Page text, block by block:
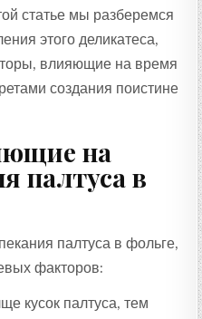
статье мы разберемся
этого деликатеса,
влияющие на время
создания поистине
на
палтуса в
палтуса в фольге,
факторов:
кусок палтуса, тем